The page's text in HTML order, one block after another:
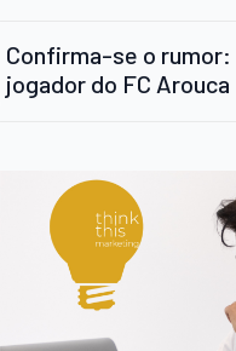
Confirma-se o rumor:
jogador do FC Arouca